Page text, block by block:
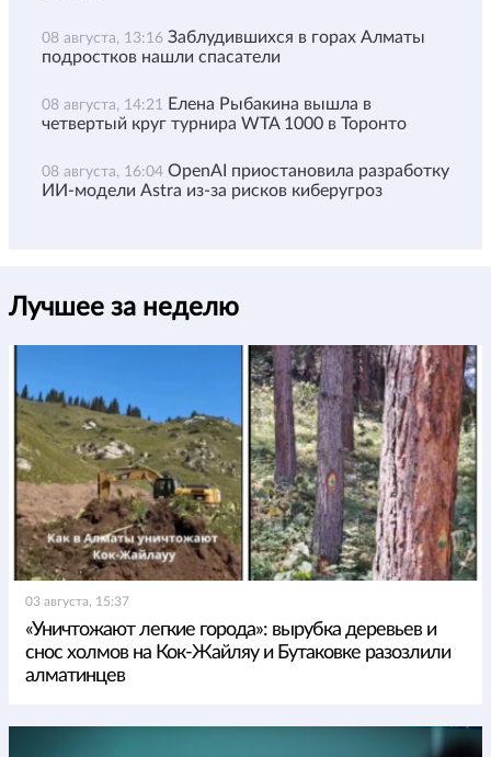
08 августа, 13:16 Заблудившихся в горах Алматы
подростков нашли спасатели
08 августа, 14:21 Елена Рыбакина вышла в
четвертый круг турнира WTA 1000 в Торонто
08 августа, 16:04 OpenAI приостановила разработку
ИИ-модели Astra из-за рисков киберугроз
Лучшее за неделю
03 августа, 15:37
«Уничтожают легкие города»: вырубка деревьев и
снос холмов на Кок-Жайляу и Бутаковке разозлили
алматинцев